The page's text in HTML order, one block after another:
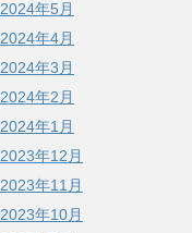
2024年5月
2024年4月
2024年3月
2024年2月
2024年1月
2023年12月
2023年11月
2023年10月